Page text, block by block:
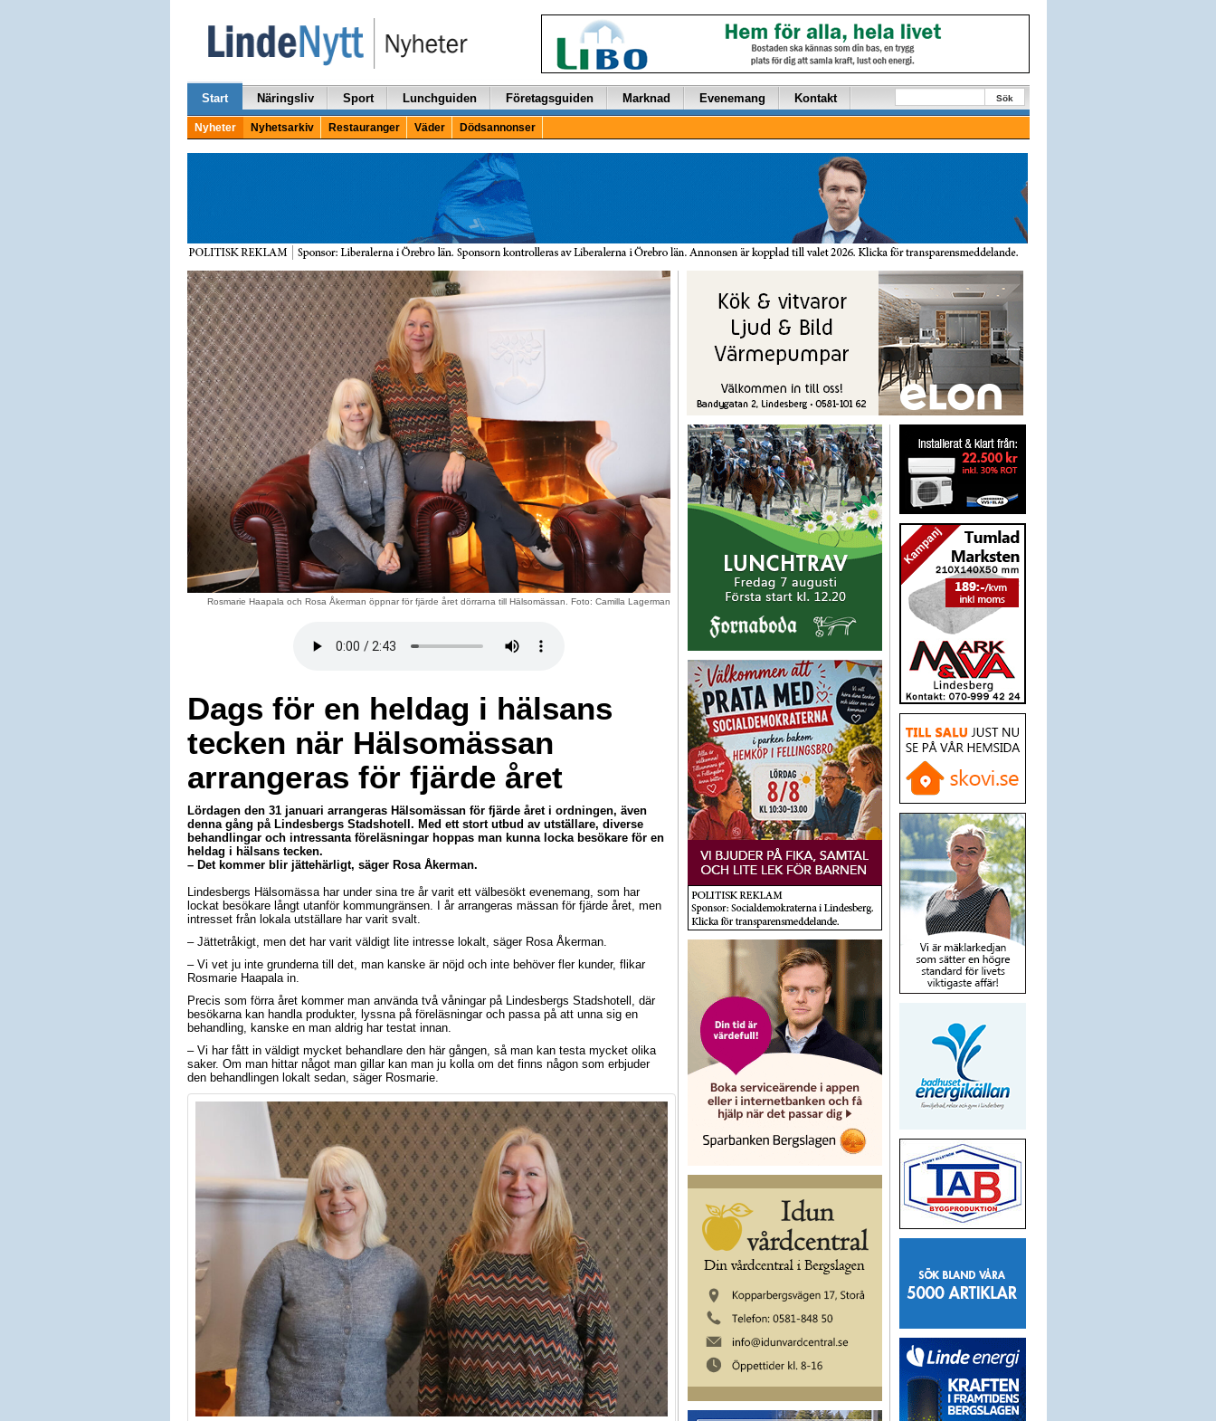
Start Näringsliv Sport Lunchguiden Företagsguiden Marknad Evenemang Kontakt Sök
Nyheter Nyhetsarkiv Restauranger Väder Dödsannonser
Rosmarie Haapala och Rosa Åkerman öppnar för fjärde året dörrarna till Hälsomässan. Foto: Camilla Lagerman
Dags för en heldag i hälsans
tecken när Hälsomässan
arrangeras för fjärde året
Lördagen den 31 januari arrangeras Hälsomässan för fjärde året i ordningen, även
denna gång på Lindesbergs Stadshotell. Med ett stort utbud av utställare, diverse
behandlingar och intressanta föreläsningar hoppas man kunna locka besökare för en
heldag i hälsans tecken.
– Det kommer blir jättehärligt, säger Rosa Åkerman.
Lindesbergs Hälsomässa har under sina tre år varit ett välbesökt evenemang, som har
lockat besökare långt utanför kommungränsen. I år arrangeras mässan för fjärde året, men
intresset från lokala utställare har varit svalt.
– Jättetråkigt, men det har varit väldigt lite intresse lokalt, säger Rosa Åkerman.
– Vi vet ju inte grunderna till det, man kanske är nöjd och inte behöver fler kunder, flikar
Rosmarie Haapala in.
Precis som förra året kommer man använda två våningar på Lindesbergs Stadshotell, där
besökarna kan handla produkter, lyssna på föreläsningar och passa på att unna sig en
behandling, kanske en man aldrig har testat innan.
– Vi har fått in väldigt mycket behandlare den här gången, så man kan testa mycket olika
saker. Om man hittar något man gillar kan man ju kolla om det finns någon som erbjuder
den behandlingen lokalt sedan, säger Rosmarie.